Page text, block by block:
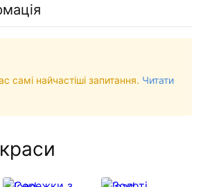
самі найчастіші запитання. Читати